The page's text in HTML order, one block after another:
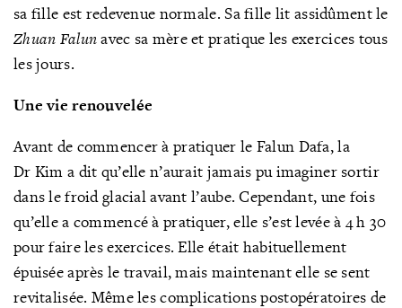
sa fille est redevenue normale. Sa fille lit assidûment le
Zhuan Falunavec sa mère et pratique les exercices tous
les jours.
Une vie renouvelée
Avant de commencer à pratiquer le Falun Dafa, la
Dr Kim a dit qu’elle n’aurait jamais pu imaginer sortir
dans le froid glacial avant l’aube. Cependant, une fois
qu’elle a commencé à pratiquer, elle s’est levée à 4 h 30
pour faire les exercices. Elle était habituellement
épuisée après le travail, mais maintenant elle se sent
revitalisée. Même les complications postopératoires de